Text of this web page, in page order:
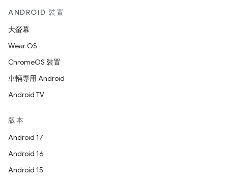
ANDROID 裝置
大螢幕
Wear OS
ChromeOS 裝置
車輛專用 Android
Android TV
版本
Android 17
Android 16
Android 15